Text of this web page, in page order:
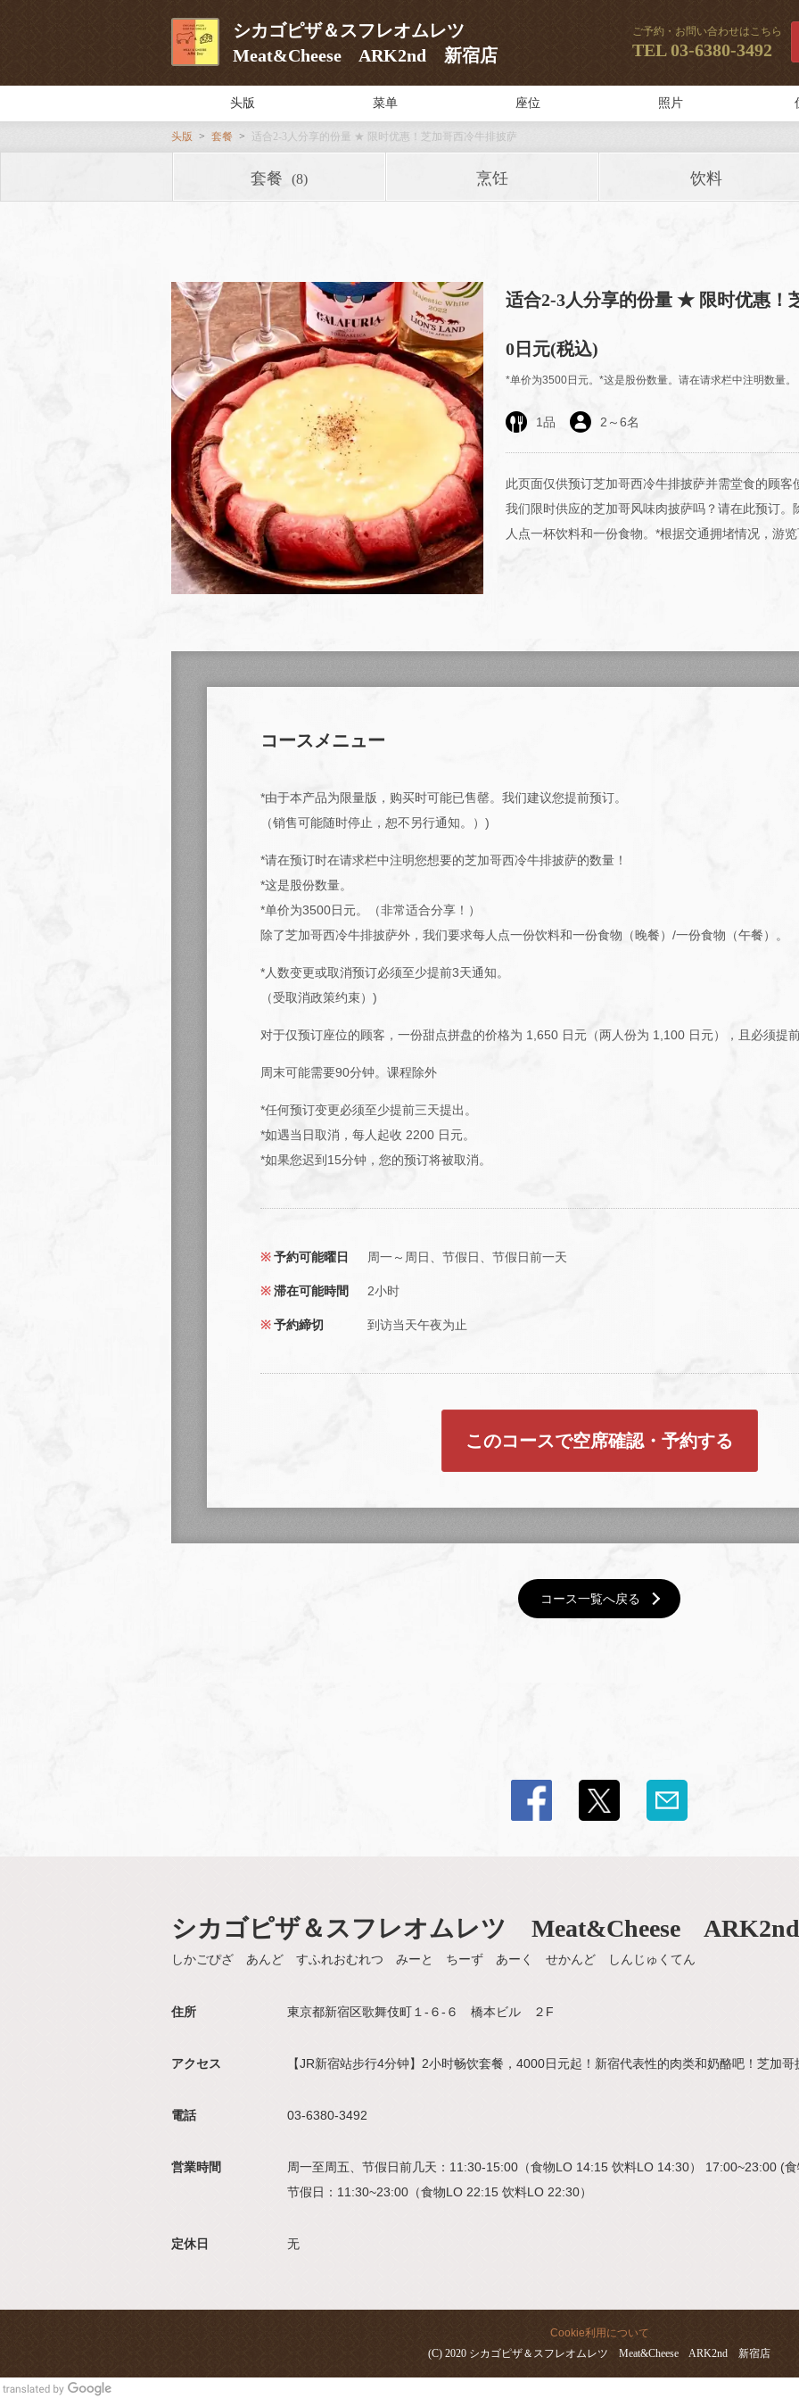
シカゴピザ＆スフレオムレツ
Meat&Cheese ARK2nd 新宿店
ご予約・お問い合わせはこちら
TEL03-6380-3492
头版 菜单 座位 照片
头版 套餐 适合2-3人分享的份量 ★ 限时优惠！芝加哥西冷牛排披萨
套餐 (8) 烹饪 饮料
适合2-3人分享的份量 ★ 限时优惠！
0日元(税込)
*单价为3500日元。*这是股份数量。请在请求栏中注明数量。
1品 2 ～6名
此页面仅供预订芝加哥西冷牛排披萨并需堂食的顾
我们限时供应的芝加哥风味肉披萨吗？请在此预订
人点一杯饮料和一份食物。*根据交通拥堵情况，游
コースメニュー
*由于本产品为限量版，购买时可能已售罄。我们建议您提前预订。
（销售可能随时停止，恕不另行通知。）)
*请在预订时在请求栏中注明您想要的芝加哥西冷牛排披萨的数量！
*这是股份数量。
*单价为3500日元。（非常适合分享！）
除了芝加哥西冷牛排披萨外，我们要求每人点一份饮料和一份食物（晚餐）/一份食物（午餐）。
*人数变更或取消预订必须至少提前3天通知。
（受取消政策约束）)
对于仅预订座位的顾客，一份甜点拼盘的价格为 1,650 日元（两人份为 1,100 日元），且必须提
周末可能需要90分钟。课程除外
*任何预订变更必须至少提前三天提出。
*如遇当日取消，每人起收 2200 日元。
*如果您迟到15分钟，您的预订将被取消。
予約可能曜日 周一～周日、节假日、节假日前一天
滞在可能時間 2小时
予約締切 到访当天午夜为止
このコースで空席確認・予約する
コース一覧へ戻る
シカゴピザ＆スフレオムレツ Meat&Cheese
しかごぴざ あんど すふれおむれつ みーと ちーず あーく せかんど しんじゅくてん
住所 東京都新宿区歌舞伎町１-６-６ 橋本ビル ２F
アクセス 【JR新宿站步行4分钟】2小时畅饮套餐，4000日元起！新宿代表性的肉类和奶酪吧！芝加哥
電話 03-6380-3492
営業時間
周一至周五、节假日前几天：11:30-15:00（食物LO 14:15 饮料LO 14:30） 17:00~23:00 (
节假日：11:30~23:00（食物LO 22:15 饮料LO 22:30）
定休日 无
Cookie利用について
(C) 2020 シカゴピザ＆スフレオムレツ Meat&Cheese ARK2nd 新宿店